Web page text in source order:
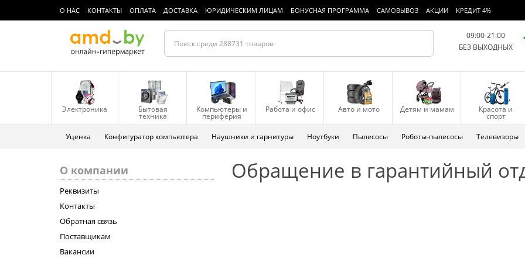
О НАС КОНТАКТЫ ОПЛАТА ДОСТАВКА ЮРИДИЧЕСКИМ ЛИЦАМ БОНУСНАЯ ПРОГРАММА САМОВЫВОЗ АКЦИИ КРЕДИТ 4%
09:00-21:00
БЕЗ ВЫХОДНЫХ
Электроника Бытовая
техника
Компьютеры и
периферия
Работа и офис Авто и мото Детям и мамам Красота и
спорт
Уценка Конфигуратор компьютера Наушники и гарнитуры Ноутбуки Пылесосы Роботы-пылесосы Телевизоры
О компании
Реквизиты
Контакты
Обратная связь
Поставщикам
Вакансии
Обращение в гарантийный